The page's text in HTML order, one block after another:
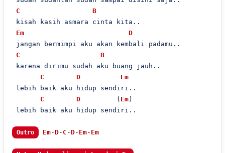
C
B
kisah kasih asmara cinta kita..
Em
D
jangan bermimpi aku akan kembali padamu..
C
B
karena dirimu sudah aku buang jauh..
C
D
Em
lebih baik aku hidup sendiri..
C
D
         (
Em)
lebih baik aku hidup sendiri..
Outro Em-D- C -D- Em- Em